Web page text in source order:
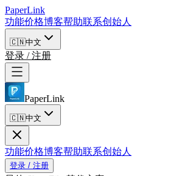
PaperLink
功能价格博客帮助联系创始人
🇨🇳中文
登录 / 注册
PaperLink
🇨🇳中文
功能价格博客帮助联系创始人
登录 / 注册